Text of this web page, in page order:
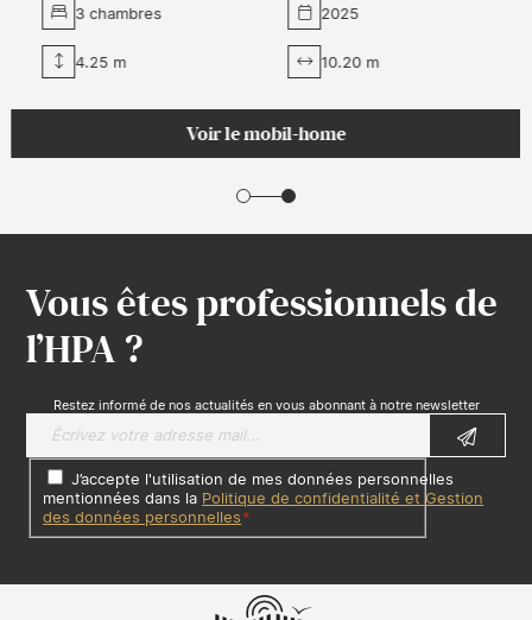
3 chambres 2025
4.25 m 10.20 m
Voir le mobil-home
Vous êtes professionnels de
l’HPA ?
Restez informé de nos actualités en vous abonnant à notre newsletter
J’accepte l'utilisation de mes données personnelles
mentionnées dans la Politique de confidentialité et Gestion
des données personnelles*